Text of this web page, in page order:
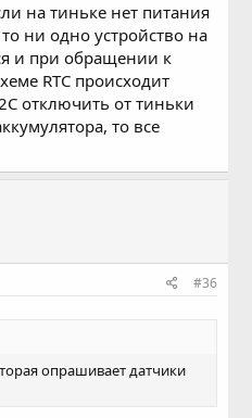
на тиньке нет питания
ни одно устройство на
и при обращении к
RTC происходит
отключить от тиньки
то все
#36
опрашивает датчики